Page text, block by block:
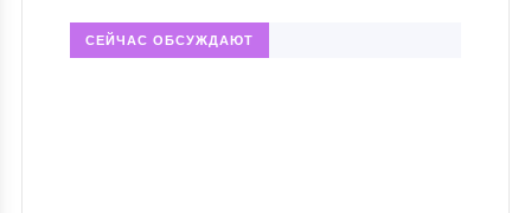
СЕЙЧАС ОБСУЖДАЮТ